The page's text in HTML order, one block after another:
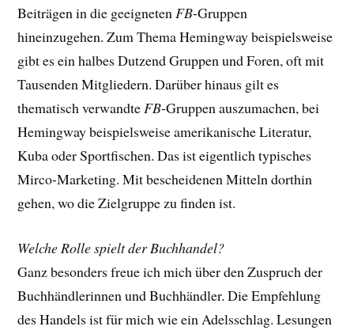
Beiträgen in die geeignetenFB-Gruppen
hineinzugehen. Zum Thema Hemingway beispielsweise
gibt es ein halbes Dutzend Gruppen und Foren, oft mit
Tausenden Mitgliedern. Darüber hinaus gilt es
thematisch verwandteFB-Gruppen auszumachen, bei
Hemingway beispielsweise amerikanische Literatur,
Kuba oder Sportfischen. Das ist eigentlich typisches
Mirco-Marketing. Mit bescheidenen Mitteln dorthin
gehen, wo die Zielgruppe zu finden ist.
Welche Rolle spielt der Buchhandel?
Ganz besonders freue ich mich über den Zuspruch der
Buchhändlerinnen und Buchhändler. Die Empfehlung
des Handels ist für mich wie ein Adelsschlag. Lesungen